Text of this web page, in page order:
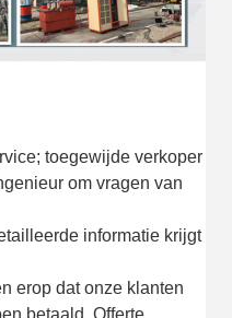
toegewijde verkoper
om vragen van
informatie krijgt
erop dat onze klanten
betaald. Offerte